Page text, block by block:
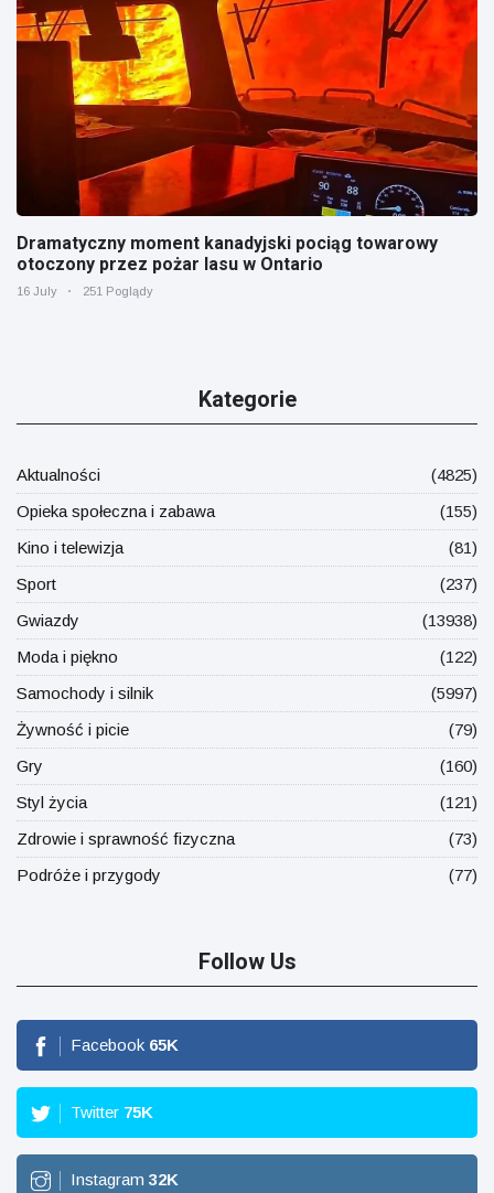
Dramatyczny moment kanadyjski pociąg towarowy
otoczony przez pożar lasu w Ontario
16 July 251 Poglądy
Kategorie
Aktualności
(4825)
Opieka społeczna i zabawa
(155)
Kino i telewizja
(81)
Sport
(237)
Gwiazdy
(13938)
Moda i piękno
(122)
Samochody i silnik
(5997)
Żywność i picie
(79)
Gry
(160)
Styl życia
(121)
Zdrowie i sprawność fizyczna
(73)
Podróże i przygody
(77)
Follow Us
Facebook 65K
Twitter 75K
Instagram 32K